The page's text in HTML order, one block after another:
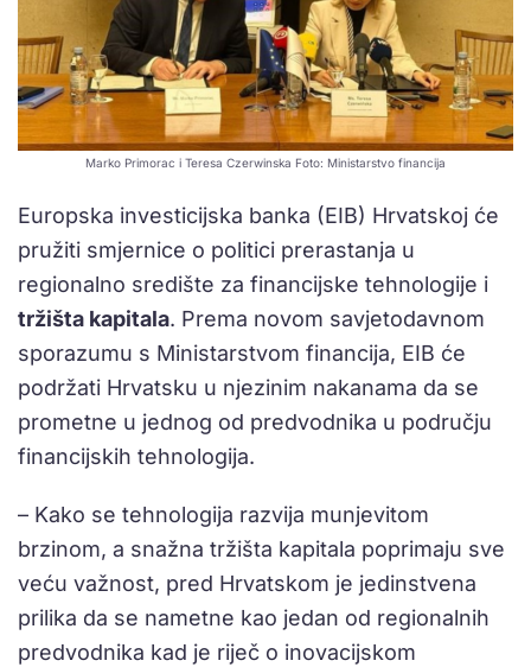
Marko Primorac i Teresa Czerwinska Foto: Ministarstvo financija
Europska investicijska banka (EIB) Hrvatskoj će
pružiti smjernice o politici prerastanja u
regionalno središte za financijske tehnologije i
tržišta kapitala. Prema novom savjetodavnom
sporazumu s Ministarstvom financija, EIB će
podržati Hrvatsku u njezinim nakanama da se
prometne u jednog od predvodnika u području
financijskih tehnologija.
– Kako se tehnologija razvija munjevitom
brzinom, a snažna tržišta kapitala poprimaju sve
veću važnost, pred Hrvatskom je jedinstvena
prilika da se nametne kao jedan od regionalnih
predvodnika kad je riječ o inovacijskom